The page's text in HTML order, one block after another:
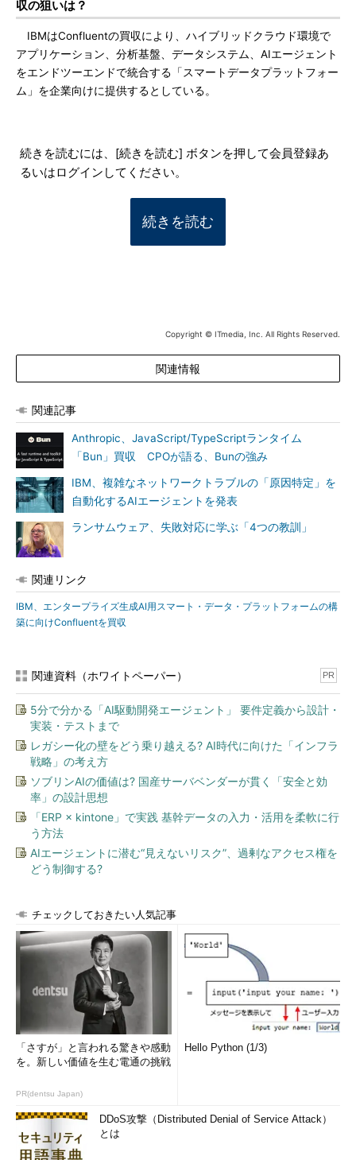
収の狙いは？
IBMはConfluentの買収により、ハイブリッドクラウド環境で
アプリケーション、分析基盤、データシステム、AIエージェント
をエンドツーエンドで統合する「スマートデータプラットフォー
ム」を企業向けに提供するとしている。
続きを読むには、[続きを読む] ボタンを押して会員登録あ
るいはログインしてください。
続きを読む
Copyright © ITmedia, Inc. All Rights Reserved.
関連情報
関連記事
Anthropic、JavaScript/TypeScriptランタイム
「Bun」買収 CPOが語る、Bunの強み
IBM、複雑なネットワークトラブルの「原因特定」を
自動化するAIエージェントを発表
ランサムウェア、失敗対応に学ぶ「4つの教訓」
関連リンク
IBM、エンタープライズ生成AI用スマート・データ・プラットフォームの構
築に向けConfluentを買収
関連資料（ホワイトペーパー） PR
5分で分かる「AI駆動開発エージェント」 要件定義から設計・
実装・テストまで
レガシー化の壁をどう乗り越える? AI時代に向けた「インフラ
戦略」の考え方
ソブリンAIの価値は? 国産サーバベンダーが貫く「安全と効
率」の設計思想
「ERP × kintone」で実践 基幹データの入力・活用を柔軟に行
う方法
AIエージェントに潜む“見えないリスク”、過剰なアクセス権を
どう制御する?
チェックしておきたい人気記事
「さすが」と言われる驚きや感動
を。新しい価値を生む電通の挑戦
PR(dentsu Japan)
Hello Python (1/3)
DDoS攻撃（Distributed Denial of Service Attack）
とは